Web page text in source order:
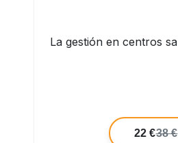
La gestión en centros
22 €38 €